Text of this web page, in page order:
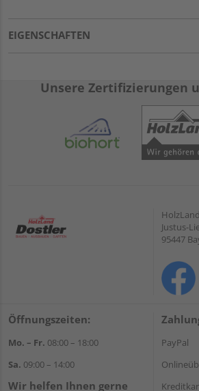
EIGENSCHAFTEN
Unsere Zertifizierungen
Justus-
95447
Öffnungszeiten:
Mo. – Fr. 08:00 – 18:00
Sa. 09:00 – 14:00
Wir helfen Ihnen gerne
PayPal